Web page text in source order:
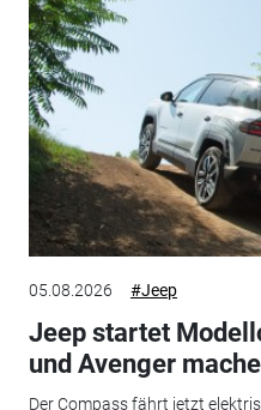
05.08.2026 #Jeep
Jeep startet
und Avenger
Der Compass fährt jetzt